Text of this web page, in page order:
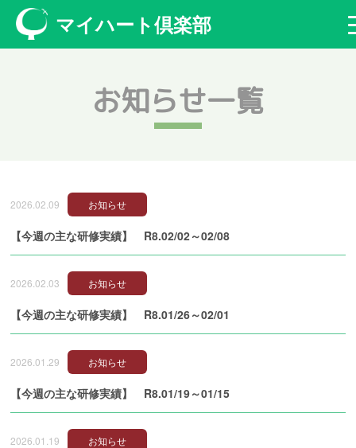
マイハート倶楽部
お知らせ一覧
2026.02.09 お知らせ
【今週の主な研修実績】 R8.02/02～02/08
2026.02.03 お知らせ
【今週の主な研修実績】 R8.01/26～02/01
2026.01.29 お知らせ
【今週の主な研修実績】 R8.01/19～01/15
2026.01.19 お知らせ